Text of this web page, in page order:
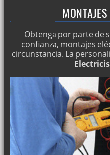
MONTAJES
Obtenga por parte de
confianza, montajes
circunstancia. La